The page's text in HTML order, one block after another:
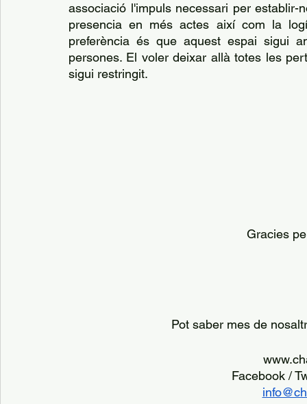
associació l'impuls necessari per
presencia en més actes així com la
preferència és que aquest espai sigui
persones. El voler deixar allà totes les
sigui restringit.
Gracies
Pot saber mes de
Facebook /